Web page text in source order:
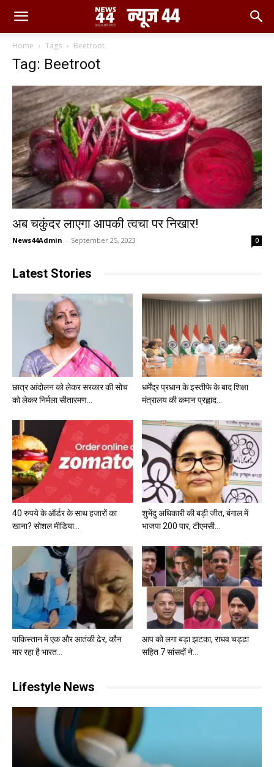
Home Tags Beetroot
Tag: Beetroot
अब चकुंदर लाएगा आपकी त्वचा पर निखार!
News44Admin - September 25, 2023 0
Latest Stories
छात्र आंदोलन को लेकर सरकार की सोच
को लेकर निर्मला सीतारमण...
धर्मेंद्र प्रधान के इस्तीफे के बाद शिक्षा
मंत्रालय की कमान प्रह्लाद...
40 रुपये के ऑर्डर के साथ हजारों का
खाना? सोशल मीडिया...
शुभेंदु अधिकारी की बड़ी जीत, बंगाल में
भाजपा 200 पार, टीएमसी...
पाकिस्तान में एक और आतंकी ढेर, कौन
मार रहा है भारत...
आप को लगा बड़ा झटका, राघव चड्ढा
सहित 7 सांसदों ने...
Lifestyle News